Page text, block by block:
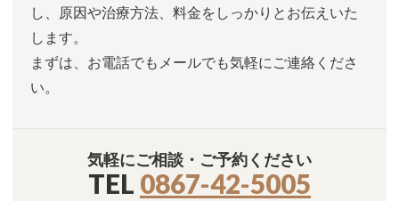
し、原因や治療方法、料金をしっかりとお伝えいた
します。
まずは、お電話でもメールでも気軽にご連絡くださ
い。
気軽にご相談・ご予約ください
TEL 0867-42-5005